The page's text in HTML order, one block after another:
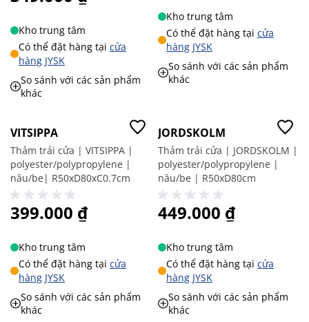
Kho trung tâm
Có thể đặt hàng tại cửa
hàng JYSK
So sánh với các sản phẩm
khác
Kho trung tâm
Có thể đặt hàng tại cửa
hàng JYSK
So sánh với các sản phẩm
khác
VITSIPPA
Thảm trải cửa | VITSIPPA |
polyester/polypropylene |
nâu/be| R50xD80xC0.7cm
399.000 ₫
Kho trung tâm
Có thể đặt hàng tại cửa
hàng JYSK
So sánh với các sản phẩm
khác
JORDSKOLM
Thảm trải cửa | JORDSKOLM |
polyester/polypropylene |
nâu/be | R50xD80cm
449.000 ₫
Kho trung tâm
Có thể đặt hàng tại cửa
hàng JYSK
So sánh với các sản phẩm
khác